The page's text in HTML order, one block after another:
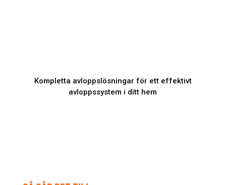
Kompletta avloppslösningar för ett effektivt
avloppssystem i ditt hem